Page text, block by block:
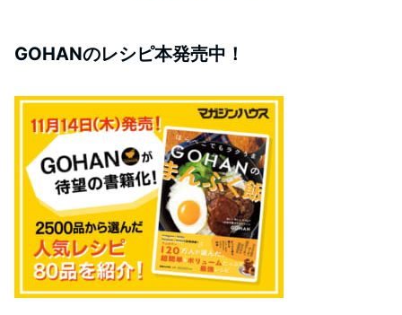
GOHANのレシピ本発売中！